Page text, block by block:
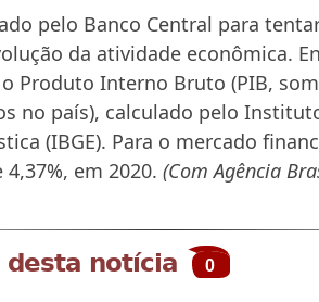
pelo Banco Central para
da atividade econômica.
Produto Interno Bruto (PIB,
no país), calculado pelo
(IBGE). Para o mercado
em 2020. (Com Agência
desta notícia 0